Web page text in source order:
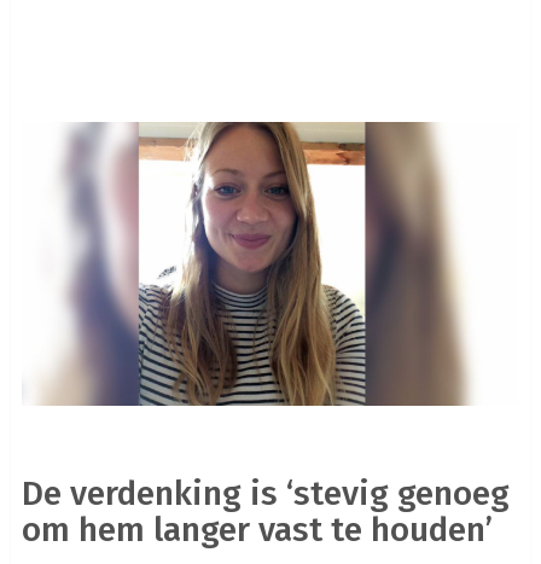
De verdenking is ‘stevig genoeg
om hem langer vast te houden’